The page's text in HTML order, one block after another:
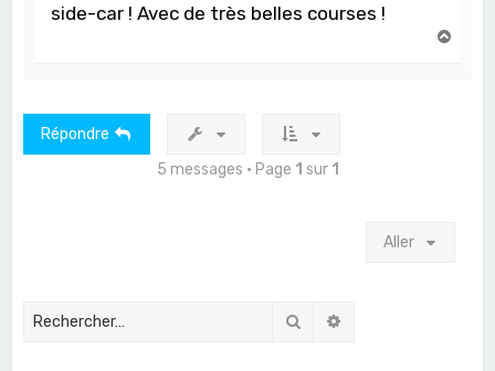
side-car ! Avec de très belles courses !
Répondre
5 messages • Page 1 sur 1
Aller
Rechercher